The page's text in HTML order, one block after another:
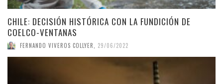
CHILE: DECISIÓN HISTÓRICA CON LA FUNDICIÓN DE
COELCO-VENTANAS
FERNANDO VIVEROS COLLYER 29/06/2022